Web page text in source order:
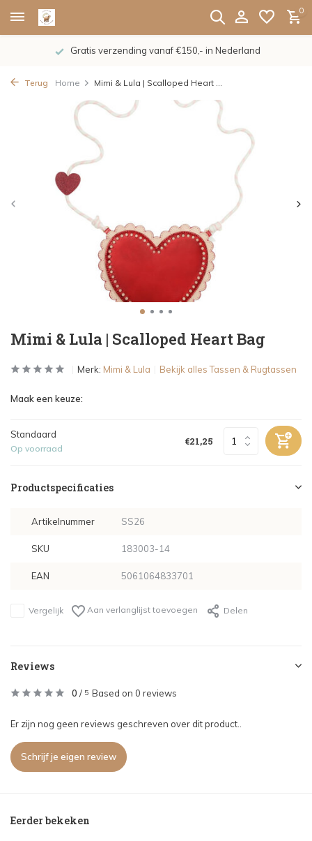
0
Gratis verzending vanaf €150,- in Nederland
Terug Home Mimi & Lula | Scalloped Heart ...
Mimi & Lula | Scalloped Heart Bag
Merk: Mimi & Lula Bekijk alles Tassen & Rugtassen
Maak een keuze:
Standaard
Op voorraad
€21,25
Productspecificaties
Artikelnummer SS26
SKU 183003-14
EAN 5061064833701
Vergelijk Aan verlanglijst toevoegen Delen
Reviews
0 / 5 Based on 0 reviews
Er zijn nog geen reviews geschreven over dit product..
Schrijf je eigen review
Eerder bekeken